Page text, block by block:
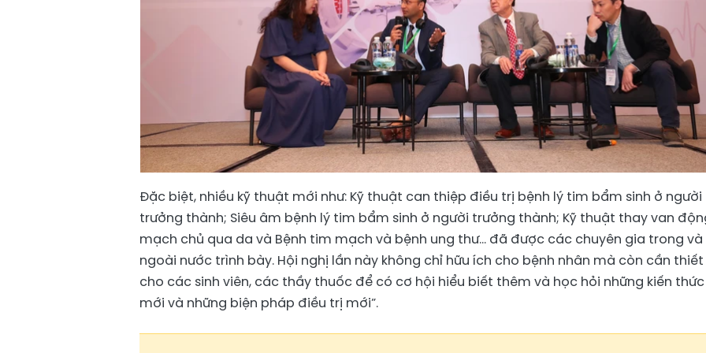
Đặc biệt, nhiều kỹ thuật mới như: Kỹ thuật can thiệp điều trị bệnh lý tim bẩm sinh ở người
trưởng thành; Siêu âm bệnh lý tim bẩm sinh ở người trưởng thành; Kỹ thuật thay van
mạch chủ qua da và Bệnh tim mạch và bệnh ung thư... đã được các chuyên gia trong và
ngoài nước trình bày. Hội nghị lần này không chỉ hữu ích cho bệnh nhân mà còn cần thiết
cho các sinh viên, các thầy thuốc để có cơ hội hiểu biết thêm và học hỏi những kiến thức
mới và những biện pháp điều trị mới”.